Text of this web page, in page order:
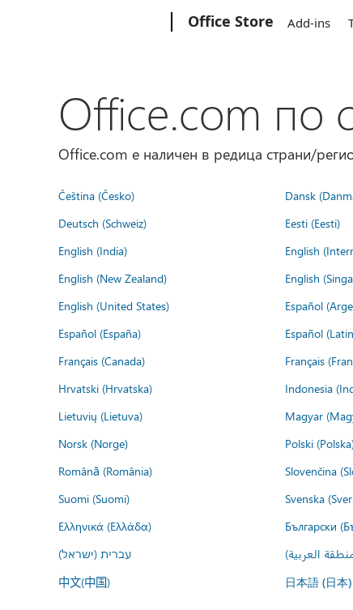
Office Store Add-ins
Office.com по
Office.com е наличен в редица страни/
Čeština (Česko) Dansk
Deutsch (Schweiz)
Eesti (Eesti)
English (India)
English
English (New Zealand)
English
English (United States)
Español
Español (España)
Español
Français (Canada)
Français
Hrvatski (Hrvatska)
Indonesia
Lietuvių (Lietuva)
Magyar
Norsk (Norge)
Polski
Română (România)
Slovenčina
Suomi (Suomi)
Svenska
Ελληνικά (Ελλάδα)
Български
עברית (ישראל)
العربية)
中文(中国) 日本語 (日本)